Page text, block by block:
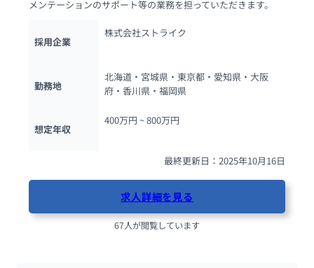
メンテーションのサポート等の業務を担っていただきます。
採用企業
株式会社ストライク
勤務地
北海道・宮城県・東京都・愛知県・大阪
府・香川県・福岡県
想定年収
400万円 ~ 800万円
最終更新日：2025年10月16日
求人詳細を見る
67人が閲覧しています